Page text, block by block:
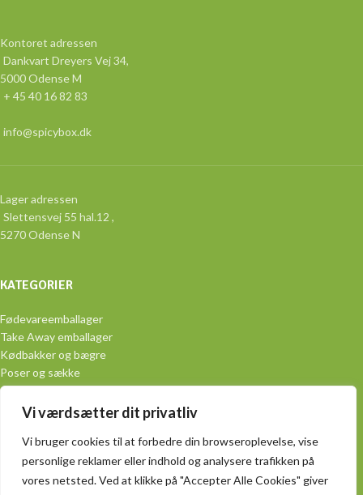
Vi værdsætter dit privatliv
Vi bruger cookies til at forbedre din browseroplevelse, vise
personlige reklamer eller indhold og analysere trafikken på
vores netsted. Ved at klikke på "Accepter Alle Cookies" giver
Kontoret adressen
Dankvart Dreyers Vej 34,
5000 Odense M
+ 45 40 16 82 83
info@spicybox.dk
Lager adressen
Slettensvej 55 hal.12 ,
5270 Odense N
KATEGORIER
Fødevareemballager
Take Away emballager
Kødbakker og bægre
Poser og sække
Aluminiumsemballage
Engangsservice
PRAKTISK
Handelsbetingelser